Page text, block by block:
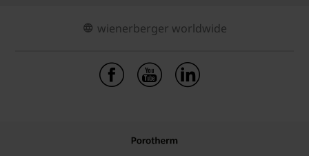
wienerberger worldwide